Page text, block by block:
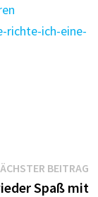
richte-ich-eine-
BEITRAG
Spaß mit